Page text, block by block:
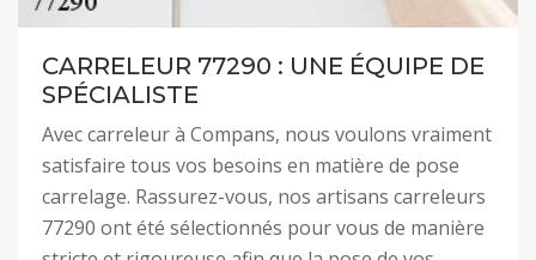
CARRELEUR 77290 : UNE ÉQUIPE DE
SPÉCIALISTE
Avec carreleur à Compans, nous voulons vraiment
satisfaire tous vos besoins en matière de pose
carrelage. Rassurez-vous, nos artisans carreleurs
77290 ont été sélectionnés pour vous de manière